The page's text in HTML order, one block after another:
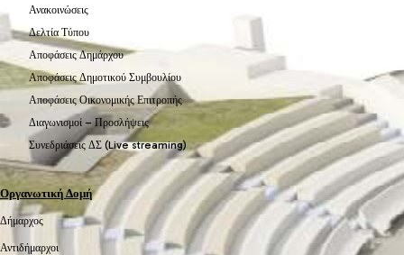
Ανακοινώσεις
Δελτία Τύπου
Αποφάσεις Δημάρχου
Αποφάσεις Δημοτικού Συμβουλίου
Αποφάσεις Οικονομικής Επιτροπής
Διαγωνισμοί – Προσλήψεις
Συνεδριάσεις ΔΣ (Live streaming)
Οργανωτική Δομή
Δήμαρχος
Αντιδήμαρχοι